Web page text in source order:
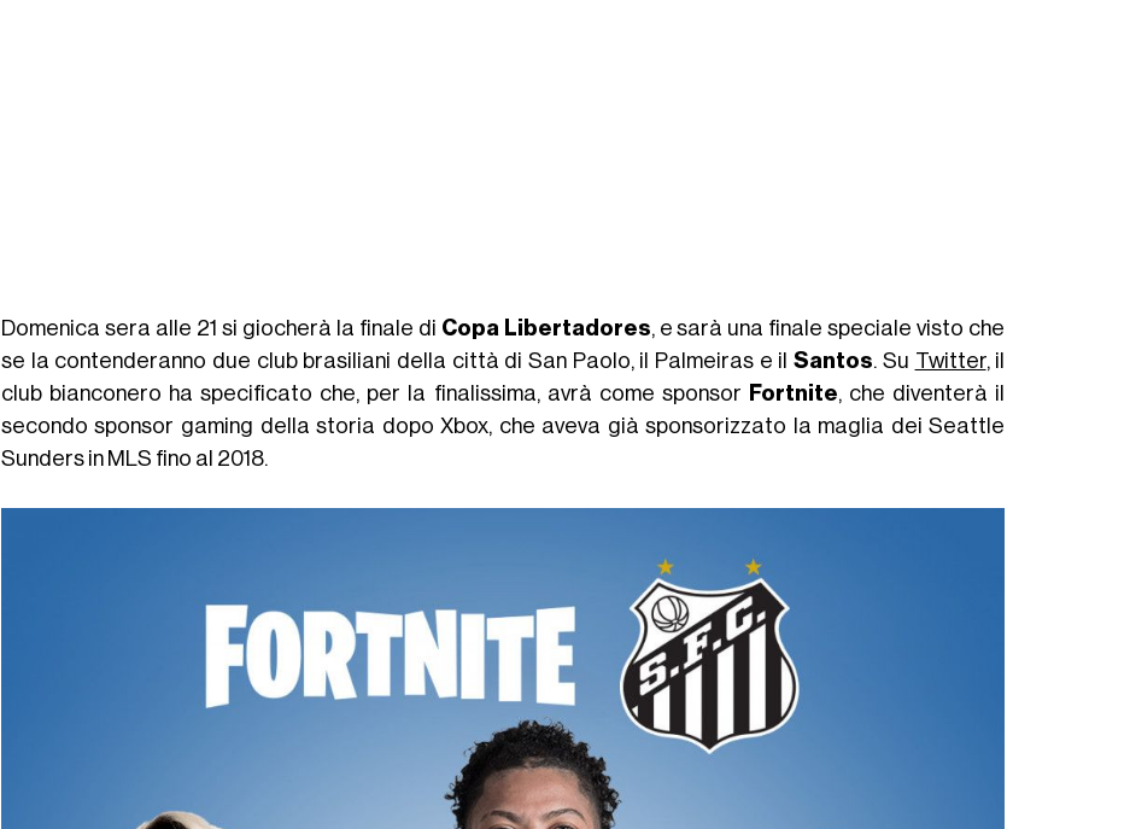
Domenica sera alle 21 si giocherà la finale di Copa Libertadores , e sarà una finale speciale visto che
se la contenderanno due club brasiliani della città di San Paolo, il Palmeiras e ilSantos . Su Twitter, il
club bianconero ha specificato che, per la finalissima, avrà come sponsor
Fortnite , che diventerà il
secondo sponsor gaming della storia dopo Xbox, che aveva già sponsorizzato la maglia dei Seattle
Sunders in MLS fino al 2018.